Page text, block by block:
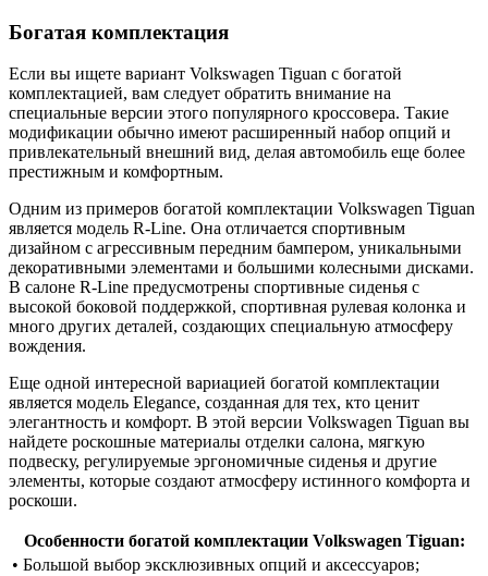
Богатая комплектация
Если вы ищете вариант Volkswagen Tiguan с богатой
комплектацией, вам следует обратить внимание на
специальные версии этого популярного кроссовера. Такие
модификации обычно имеют расширенный набор опций и
привлекательный внешний вид, делая автомобиль еще более
престижным и комфортным.
Одним из примеров богатой комплектации Volkswagen Tiguan
является модель R-Line. Она отличается спортивным
дизайном с агрессивным передним бампером, уникальными
декоративными элементами и большими колесными дисками.
В салоне R-Line предусмотрены спортивные сиденья с
высокой боковой поддержкой, спортивная рулевая колонка и
много других деталей, создающих специальную атмосферу
вождения.
Еще одной интересной вариацией богатой комплектации
является модель Elegance, созданная для тех, кто ценит
элегантность и комфорт. В этой версии Volkswagen Tiguan вы
найдете роскошные материалы отделки салона, мягкую
подвеску, регулируемые эргономичные сиденья и другие
элементы, которые создают атмосферу истинного комфорта и
роскоши.
Особенности богатой комплектации Volkswagen Tiguan:
• Большой выбор эксклюзивных опций и аксессуаров;